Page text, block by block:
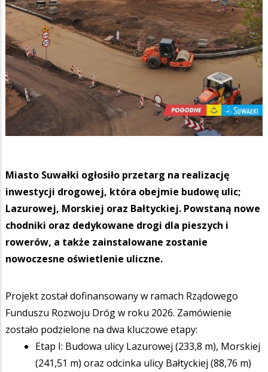
Miasto Suwałki ogłosiło przetarg na realizację
inwestycji drogowej, która obejmie budowę ulic;
Lazurowej, Morskiej oraz Bałtyckiej. Powstaną nowe
chodniki oraz dedykowane drogi dla pieszych i
rowerów, a także zainstalowane zostanie
nowoczesne oświetlenie uliczne.
Projekt został dofinansowany w ramach Rządowego
Funduszu Rozwoju Dróg w roku 2026. Zamówienie
zostało podzielone na dwa kluczowe etapy:
Etap I: Budowa ulicy Lazurowej (233,8 m), Morskiej
(241,51 m) oraz odcinka ulicy Bałtyckiej (88,76 m)